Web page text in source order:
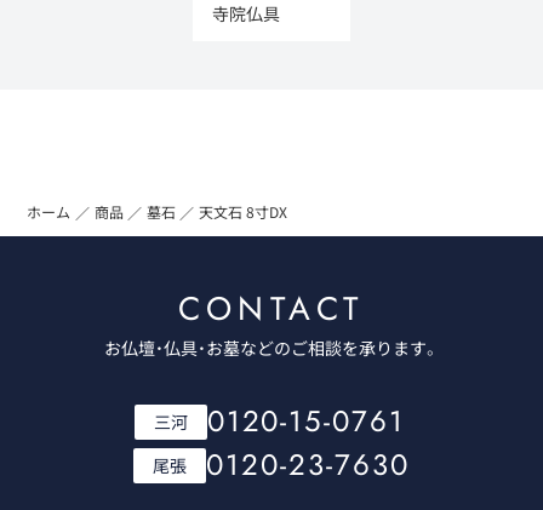
寺院仏具
ホーム 商品 墓石 天文石 8寸DX
CONTACT
お仏壇・仏具・お墓などのご相談を承ります。
三河 0120-15-0761
尾張 0120-23-7630